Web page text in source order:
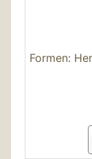
Formen: